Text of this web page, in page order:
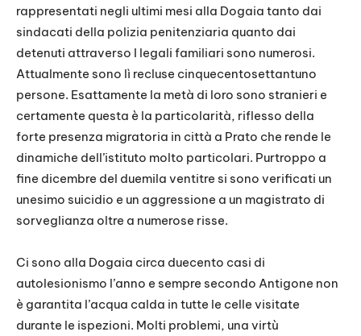
rappresentati negli ultimi mesi alla Dogaia tanto dai
sindacati della polizia penitenziaria quanto dai
detenuti attraverso I legali familiari sono numerosi.
Attualmente sono lì recluse cinquecentosettantuno
persone. Esattamente la metà di loro sono stranieri e
certamente questa è la particolarità, riflesso della
forte presenza migratoria in città a Prato che rende le
dinamiche dell’istituto molto particolari. Purtroppo a
fine dicembre del duemila ventitre si sono verificati un
unesimo suicidio e un aggressione a un magistrato di
sorveglianza oltre a numerose risse.
Ci sono alla Dogaia circa duecento casi di
autolesionismo l’anno e sempre secondo Antigone non
è garantita l’acqua calda in tutte le celle visitate
durante le ispezioni. Molti problemi, una virtù